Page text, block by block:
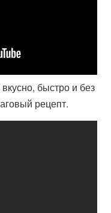
быстро и без
рецепт.